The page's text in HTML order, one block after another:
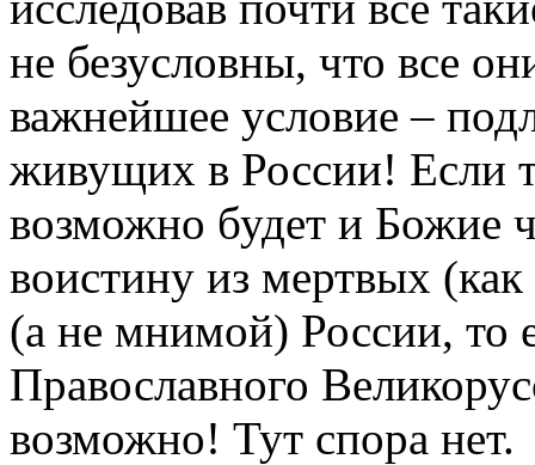
не безусловны, что все
важнейшее условие –
живущих в России! Если
возможно будет и Божие
воистину из мертвых
(а не мнимой) России, то
Православного
возможно! Тут спора нет.